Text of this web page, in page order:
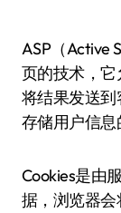
ASP（Active Server Pages）是一种用于创建动态网
页的技术，
将结果发送到
存储用户信息
Cookies是由
据，浏览器